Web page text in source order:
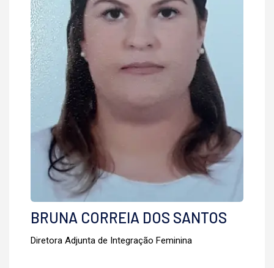
BRUNA CORREIA DOS SANTOS
Diretora Adjunta de Integração Feminina